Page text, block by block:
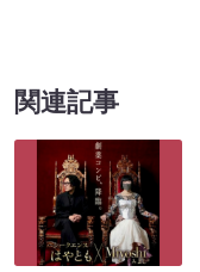
関連記事